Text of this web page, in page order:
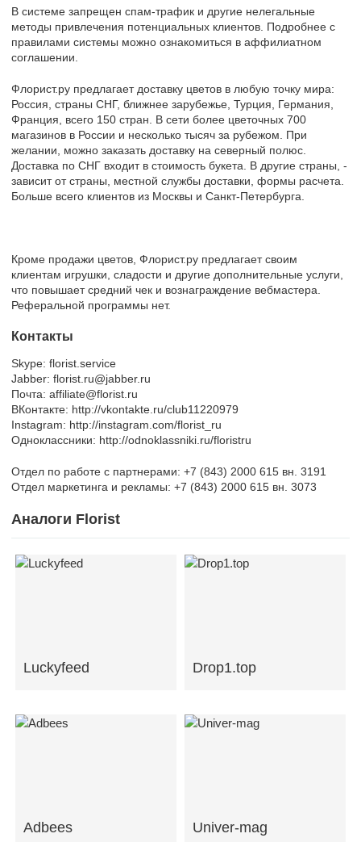
В системе запрещен спам-трафик и другие нелегальные
методы привлечения потенциальных клиентов. Подробнее с
правилами системы можно ознакомиться в аффилиатном
соглашении.
Флорист.ру предлагает доставку цветов в любую точку мира:
Россия, страны СНГ, ближнее зарубежье, Турция, Германия,
Франция, всего 150 стран. В сети более цветочных 700
магазинов в России и несколько тысяч за рубежом. При
желании, можно заказать доставку на северный полюс.
Доставка по СНГ входит в стоимость букета. В другие страны, -
зависит от страны, местной службы доставки, формы расчета.
Больше всего клиентов из Москвы и Санкт-Петербурга.
Кроме продажи цветов, Флорист.ру предлагает своим
клиентам игрушки, сладости и другие дополнительные услуги,
что повышает средний чек и вознаграждение вебмастера.
Реферальной программы нет.
Контакты
Skype: florist.service
Jabber: florist.ru@jabber.ru
Почта: affiliate@florist.ru
ВКонтакте: http://vkontakte.ru/club11220979
Instagram: http://instagram.com/florist_ru
Одноклассники: http://odnoklassniki.ru/floristru
Отдел по работе с партнерами: +7 (843) 2000 615 вн. 3191
Отдел маркетинга и рекламы: +7 (843) 2000 615 вн. 3073
Аналоги Florist
Luckyfeed Drop1.top
Adbees Univer-mag